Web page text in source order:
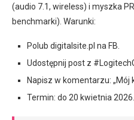
(audio 7.1, wireless) i myszka
benchmarki). Warunki:
Polub digitalsite.pl na FB.
Udostępnij post z
Napisz w komentarzu: „Mój
Termin: do 20 kwietnia 2026.